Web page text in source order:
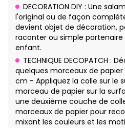
DECORATION DIY : Une
l'original ou de façon
devient objet de décoration,
raconter ou simple
enfant.
TECHNIQUE DECOPATCH :
quelques morceaux de
cm - Appliquez la colle sur le
morceau de papier sur la
une deuxième couche de
morceaux de papier pour
mixant les couleurs et les